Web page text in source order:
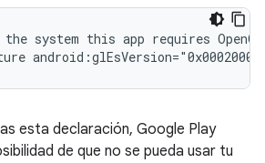
the system this app requires OpenGL
esta declaración, Google Play
de que no se pueda usar tu